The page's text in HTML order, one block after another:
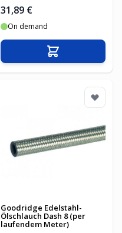
31,89 €
On demand
In den
Goodridge Edelstahl-
Ölschlauch Dash 8 (per
laufendem Meter)